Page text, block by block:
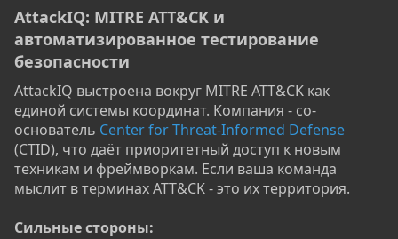
AttackIQ: MITRE ATT&CK и
автоматизированное тестирование
безопасности​
AttackIQ выстроена вокруг MITRE ATT&CK как
единой системы координат. Компания - со-
основатель Center for Threat-Informed Defense
(CTID), что даёт приоритетный доступ к новым
техникам и фреймворкам. Если ваша команда
мыслит в терминах ATT&CK - это их территория.
Сильные стороны: